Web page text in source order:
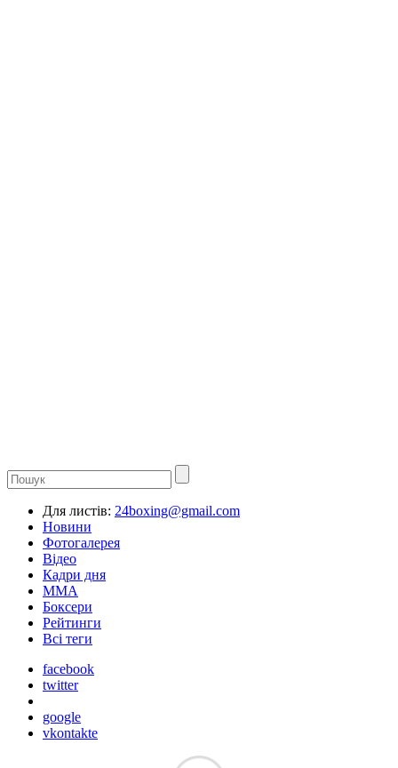
Для листів: 24boxing@gmail.com
Новини
Фотогалерея
Відео
Кадри дня
ММА
Боксери
Рейтинги
Всі теги
facebook
twitter
google
vkontakte